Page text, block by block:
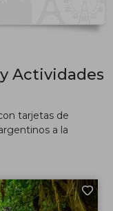
Actividades
tarjetas de
a la